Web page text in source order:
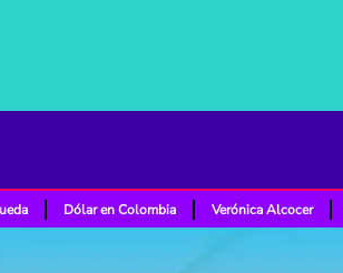
Dólar en Colombia Verónica Alcocer